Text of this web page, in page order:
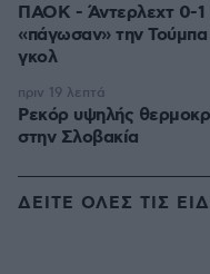
ΠΑΟΚ - Άντερλεχτ 0-1
«πάγωσαν» την Τούμπα
γκολ
Ρεκόρ υψηλής
στην Σλοβακία
πριν 19 λεπτά
ΔΕΙΤΕ ΟΛΕΣ ΤΙΣ